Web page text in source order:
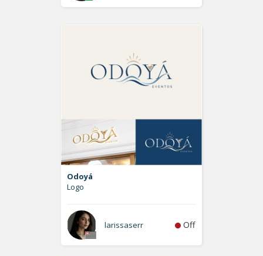
Odoyá
Logo
larissaserr Off